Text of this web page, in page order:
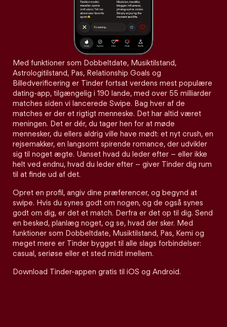
Med funktioner som Dobbeltdate, Musiktilstand,
Astrologitilstand, Pas, Relationship Goals og
Billedverificering er Tinder fortsat verdens mest populære
dating-app, tilgængelig i 190 lande, med over 55 milliarder
matches siden vi lancerede Swipe. Bag hver af de
matches er der et rigtigt menneske. Det har altid været
meningen. Det er dér, du tager hen for at møde
mennesker, du ellers aldrig ville have mødt: et nyt crush, en
rejsemakker, en langsomt spirende romance, der udvikler
sig til noget ægte. Uanset hvad du leder efter – eller ikke
helt ved endnu, hvad du leder efter – giver Tinder dig rum
til at finde ud af det.
Opret en profil, angiv dine præferencer, og begynd at
swipe. Hvis du synes godt om nogen, og de også synes
godt om dig, er det et match. Derfra er det op til dig. Send
en besked, planlæg noget, og se, hvad der sker. Med
funktioner som Dobbeltdate, Musiktilstand, Pas, Kemi og
meget mere er Tinder bygget til alle slags forbindelser:
casual, seriøse eller et sted midt imellem.
Download Tinder-appen gratis til iOS og Android.